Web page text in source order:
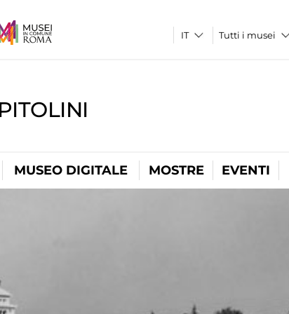
Tutti i musei
MUSEO DIGITALE MOSTRE EVENTI